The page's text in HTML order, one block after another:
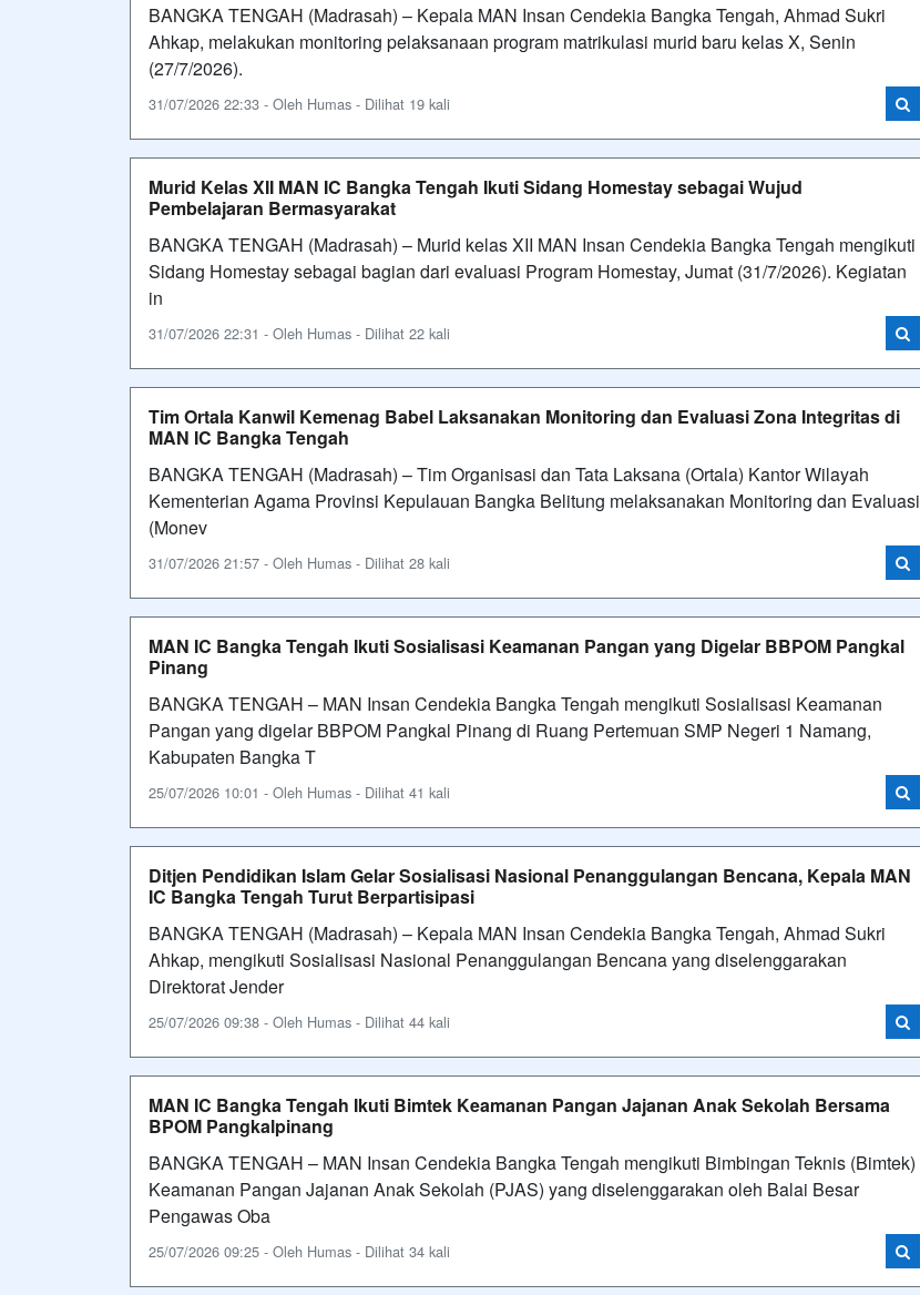
BANGKA TENGAH (Madrasah) – Kepala MAN Insan Cendekia Bangka Tengah, Ahmad Sukri
Ahkap, melakukan monitoring pelaksanaan program matrikulasi murid baru kelas X, Senin
(27/7/2026).
31/07/2026 22:33 - Oleh Humas - Dilihat 19 kali
Murid Kelas XII MAN IC Bangka Tengah Ikuti Sidang Homestay sebagai Wujud
Pembelajaran Bermasyarakat
BANGKA TENGAH (Madrasah) – Murid kelas XII MAN Insan Cendekia Bangka Tengah mengikuti
Sidang Homestay sebagai bagian dari evaluasi Program Homestay, Jumat (31/7/2026). Kegiatan
in
31/07/2026 22:31 - Oleh Humas - Dilihat 22 kali
Tim Ortala Kanwil Kemenag Babel Laksanakan Monitoring dan Evaluasi Zona Integritas di
MAN IC Bangka Tengah
BANGKA TENGAH (Madrasah) – Tim Organisasi dan Tata Laksana (Ortala) Kantor Wilayah
Kementerian Agama Provinsi Kepulauan Bangka Belitung melaksanakan Monitoring dan Evaluasi
(Monev
31/07/2026 21:57 - Oleh Humas - Dilihat 28 kali
MAN IC Bangka Tengah Ikuti Sosialisasi Keamanan Pangan yang Digelar BBPOM Pangkal
Pinang
BANGKA TENGAH – MAN Insan Cendekia Bangka Tengah mengikuti Sosialisasi Keamanan
Pangan yang digelar BBPOM Pangkal Pinang di Ruang Pertemuan SMP Negeri 1 Namang,
Kabupaten Bangka T
25/07/2026 10:01 - Oleh Humas - Dilihat 41 kali
Ditjen Pendidikan Islam Gelar Sosialisasi Nasional Penanggulangan Bencana, Kepala MAN
IC Bangka Tengah Turut Berpartisipasi
BANGKA TENGAH (Madrasah) – Kepala MAN Insan Cendekia Bangka Tengah, Ahmad Sukri
Ahkap, mengikuti Sosialisasi Nasional Penanggulangan Bencana yang diselenggarakan
Direktorat Jender
25/07/2026 09:38 - Oleh Humas - Dilihat 44 kali
MAN IC Bangka Tengah Ikuti Bimtek Keamanan Pangan Jajanan Anak Sekolah Bersama
BPOM Pangkalpinang
BANGKA TENGAH – MAN Insan Cendekia Bangka Tengah mengikuti Bimbingan Teknis (Bimtek)
Keamanan Pangan Jajanan Anak Sekolah (PJAS) yang diselenggarakan oleh Balai Besar
Pengawas Oba
25/07/2026 09:25 - Oleh Humas - Dilihat 34 kali